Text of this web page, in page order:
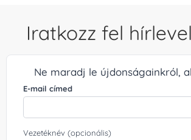
Iratkozz fel
Ne maradj le újdonságainkról,
E-mail címed
Vezetéknév (opcionális)